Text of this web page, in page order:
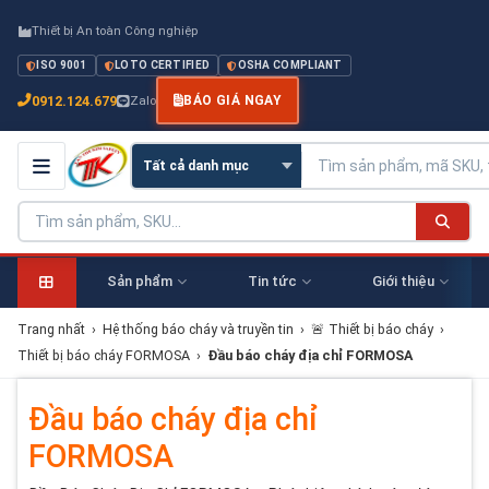
Thiết bị An toàn Công nghiệp
ISO 9001 LOTO CERTIFIED OSHA COMPLIANT
0912.124.679 Zalo BÁO GIÁ NGAY
Sản phẩm Tin tức Giới thiệu
Trang nhất › Hệ thống báo cháy và truyền tin › 🚨 Thiết bị báo cháy ›
Thiết bị báo cháy FORMOSA › Đầu báo cháy địa chỉ FORMOSA
Đầu báo cháy địa chỉ
FORMOSA